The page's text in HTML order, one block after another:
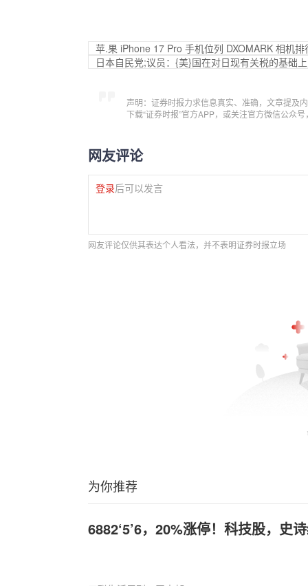
苹.果 iPhone 17 Pro 手机位列 DXOMARK 相机排
日本自民党;议员：{美}国在对日现有关税的基础
声明：证券时报力求信息真实、准确，文章提及
下载“证券时报”官方APP，或关注官方微信公众
网友评论
登录后可以发言
网友评论仅供其表达个人看法，并不表明证券时报立场
为你推荐
6882‘5’6，20%涨停！科技股，史